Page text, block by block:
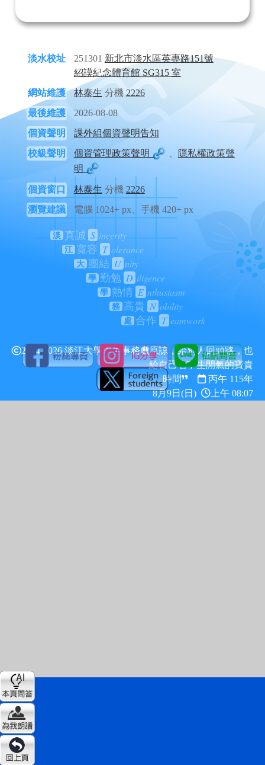
淡水校址 251301 新北市淡水區英專路151號
紹謨紀念體育館 SG315 室
網站維護
林泰生 分機 2226
最後維護
2026-08-08
個資聲明
課外組個資聲明告知
校級聲明
個資管理政策聲明 、
隱私權政策聲
明
個資窗口 林泰生 分機 2226
瀏覽建議
電腦 1024+ px、手機 420+ px
淡 真誠 S incerity
江 寬容 T olerance
大 團結 U nity
學 勤勉 D iligence
學 熱情 E nthusiasm
務 高貴 N obility
處 合作 T eamwork
2024-2026 淡江大學學生事務處原諒，給別人回頭路，也
給自己省下生閒氣的寶貴
時間
丙午 115年
8月9日(日)
上午 08:07